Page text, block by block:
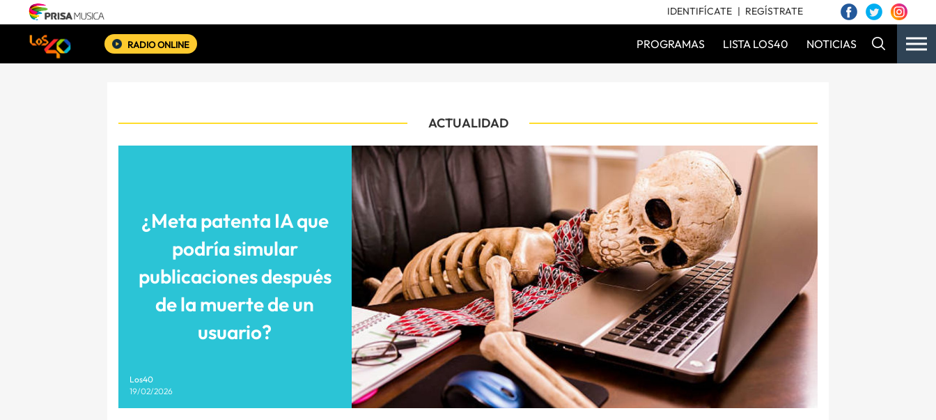
IDENTIFÍCATE REGÍSTRATE
RADIO ONLINE PROGRAMAS LISTA LOS40 NOTICIAS
ACTUALIDAD
¿Meta patenta IA que
podría simular
publicaciones después
de la muerte de un
usuario?
Los40
19/02/2026